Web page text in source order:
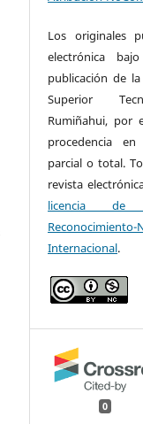
Los originales
electrónica
publicación de
Superior
Rumiñahui, por
procedencia
parcial o total.
revista
licencia de
Reconocimiento-
Internacional.
0